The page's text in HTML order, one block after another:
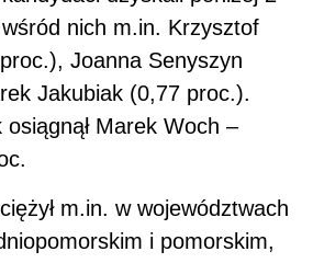
nich m.in. Krzysztof
Joanna Senyszyn
Jakubiak (0,77 proc.).
osiągnął Marek Woch –
m.in. w województwach
i pomorskim,